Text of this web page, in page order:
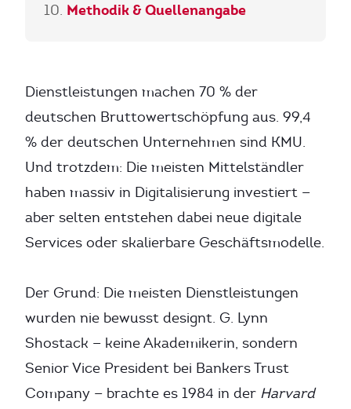
Methodik & Quellenangabe
Dienstleistungen machen 70 % der
deutschen Bruttowertschöpfung aus. 99,4
% der deutschen Unternehmen sind KMU.
Und trotzdem: Die meisten Mittelständler
haben massiv in Digitalisierung investiert —
aber selten entstehen dabei neue digitale
Services oder skalierbare Geschäftsmodelle.
Der Grund: Die meisten Dienstleistungen
wurden nie bewusst designt. G. Lynn
Shostack — keine Akademikerin, sondern
Senior Vice President bei Bankers Trust
Company — brachte es 1984 in der Harvard